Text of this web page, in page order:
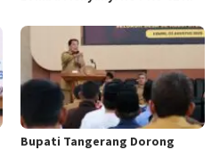
Bupati Tangerang Dorong